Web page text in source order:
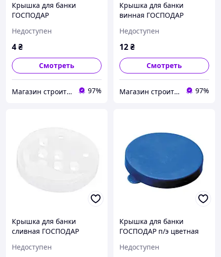
Крышка для банки
ГОСПОДАР
92-0084
Недоступен
4₴
Смотреть
Магазин строительных материалов "СТРОИМ ВМЕСТЕ" 97%
Крышка для банки
винная ГОСПОДАР
Недоступен
12₴
Смотреть
Магазин строительных материалов "СТРОИМ ВМЕСТЕ" 97%
Крышка для банки
сливная ГОСПОДАР
Недоступен
Крышка для банки
ГОСПОДАР п/э цветная
Недоступен